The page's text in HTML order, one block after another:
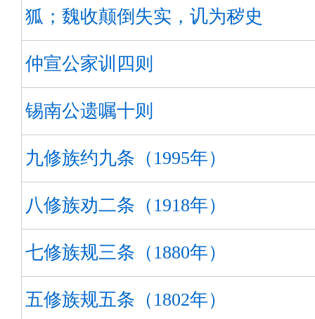
狐；魏收颠倒失实，讥为秽史
仲宣公家训四则
锡南公遗嘱十则
九修族约九条（1995年）
八修族劝二条（1918年）
七修族规三条（1880年）
五修族规五条（1802年）